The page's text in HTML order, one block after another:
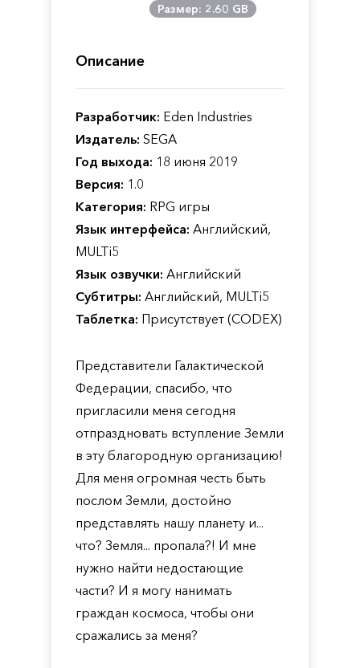
Размер: 2.60 GB
Описание
Разработчик: Eden Industries
Издатель: SEGA
Год выхода: 18 июня 2019
Версия: 1.0
Категория: RPG игры
Язык интерфейса: Английский,
MULTi5
Язык озвучки: Английский
Субтитры: Английский, MULTi5
Таблетка: Присутствует (CODEX)
Представители Галактической
Федерации, спасибо, что
пригласили меня сегодня
отпраздновать вступление Земли
в эту благородную организацию!
Для меня огромная честь быть
послом Земли, достойно
представлять нашу планету и...
что? Земля... пропала?! И мне
нужно найти недостающие
части? И я могу нанимать
граждан космоса, чтобы они
сражались за меня?